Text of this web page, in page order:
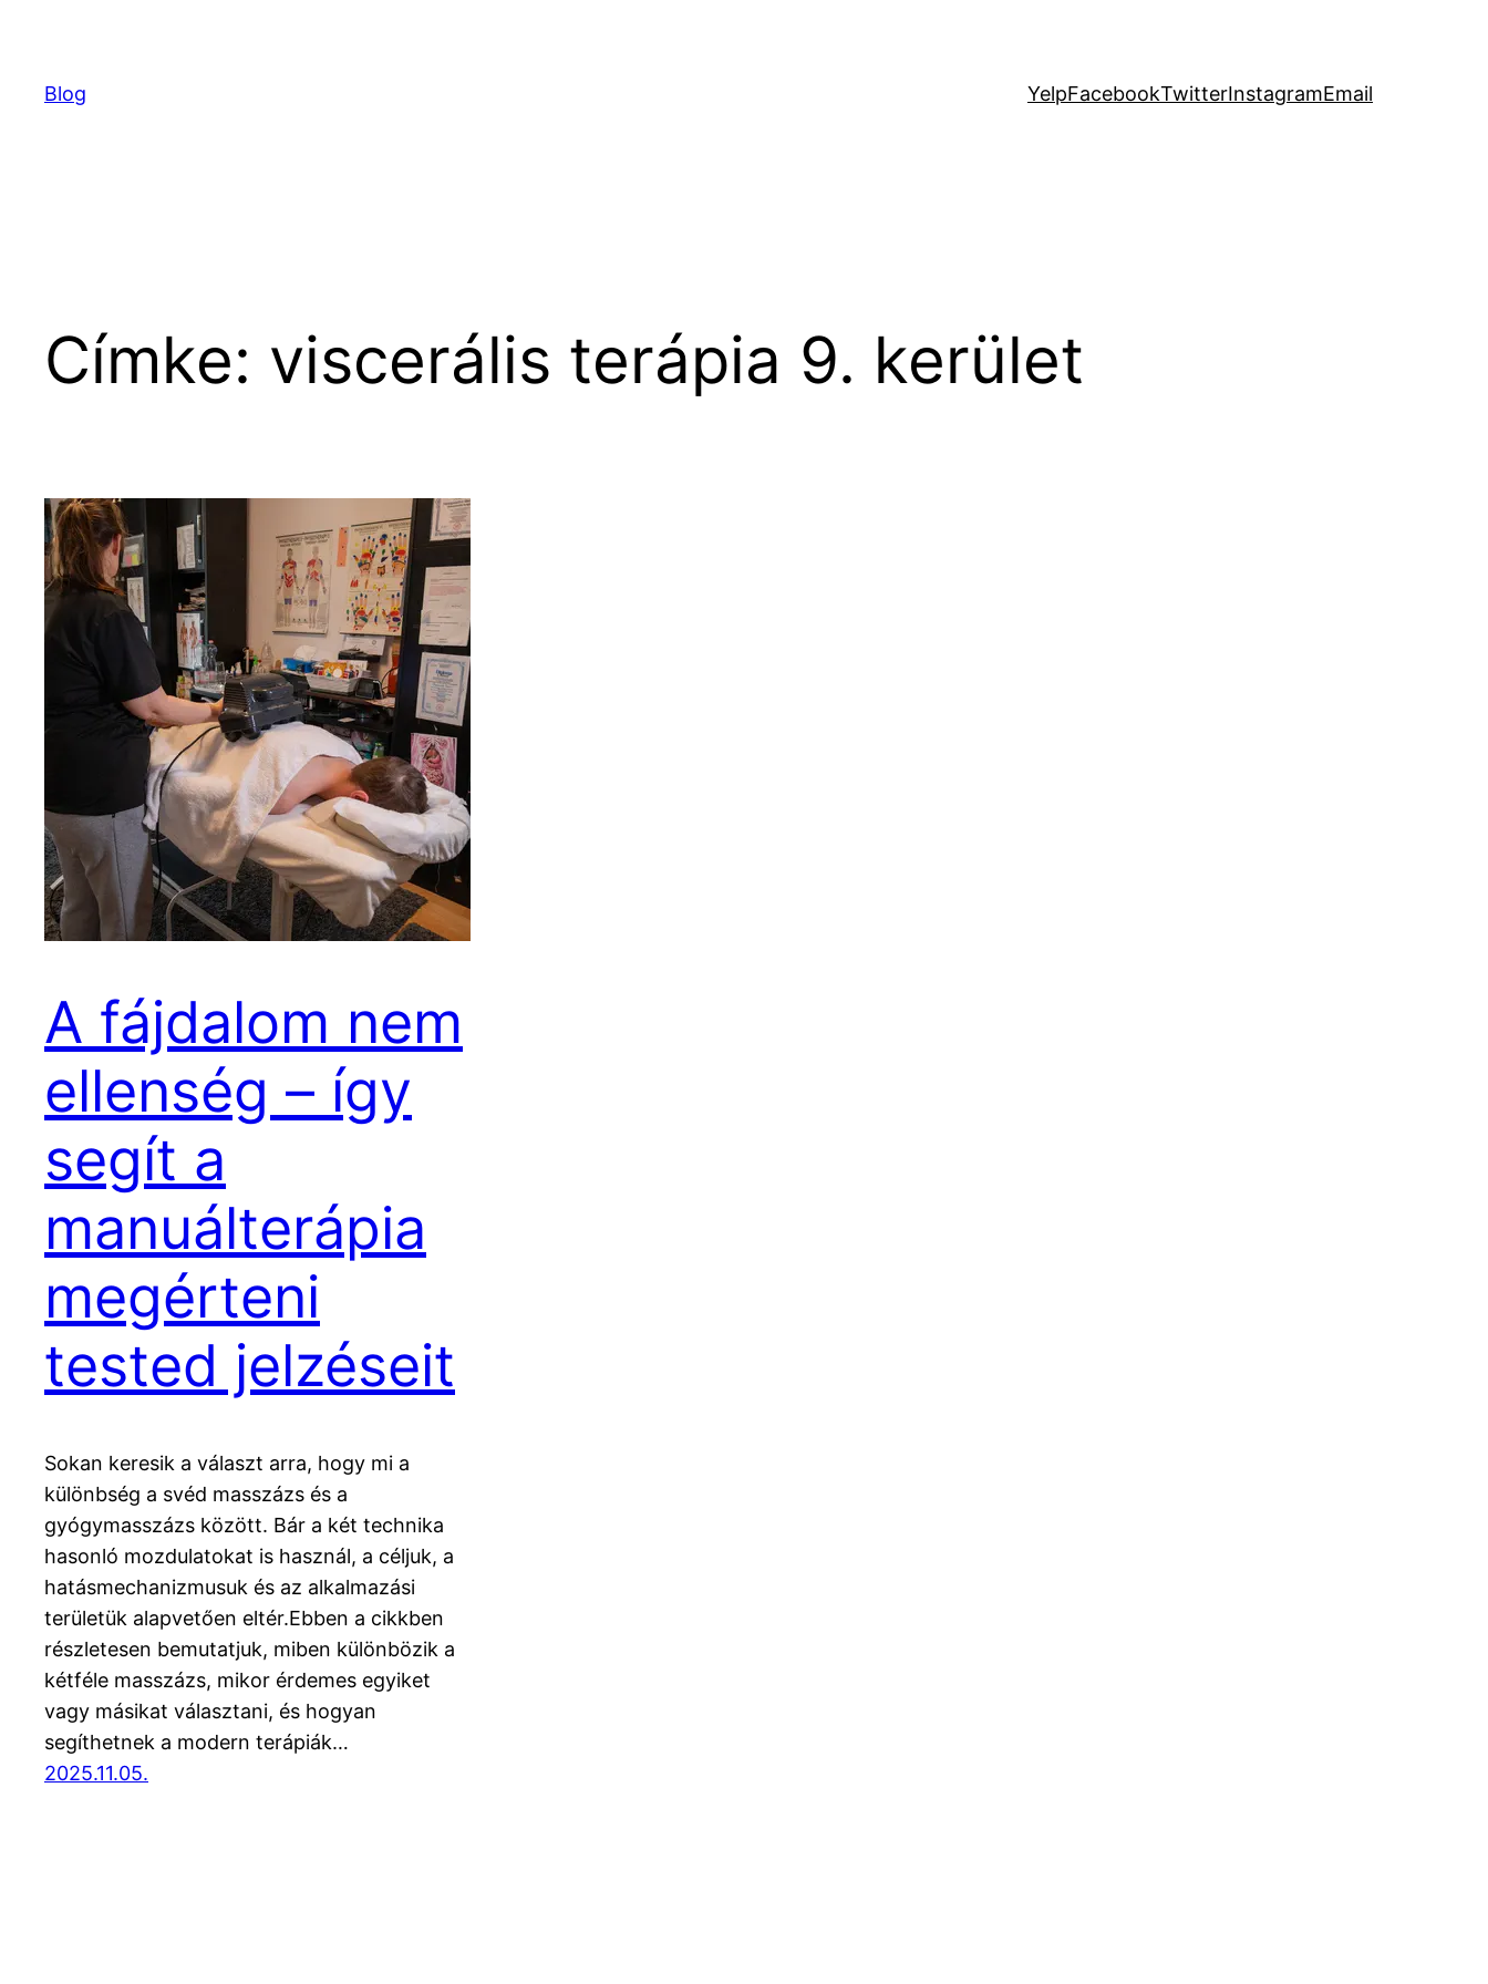
tartalomhoz
Blog YelpFacebookTwitterInstagramEmail
Címke: viscerális terápia 9. kerület
A fájdalom nem
ellenség – így
segít a
manuálterápia
megérteni
tested jelzéseit
Sokan keresik a választ arra, hogy mi a
különbség a svéd masszázs és a
gyógymasszázs között. Bár a két technika
hasonló mozdulatokat is használ, a céljuk, a
hatásmechanizmusuk és az alkalmazási
területük alapvetően eltér.Ebben a cikkben
részletesen bemutatjuk, miben különbözik a
kétféle masszázs, mikor érdemes egyiket
vagy másikat választani, és hogyan
segíthetnek a modern terápiák…
2025.11.05.